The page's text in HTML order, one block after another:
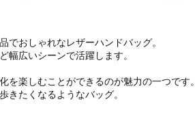
でおしゃれなレザーハンドバッグ。
幅広いシーンで活躍します。
を楽しむことができるのが魅力の一つです。
きたくなるようなバッグ。